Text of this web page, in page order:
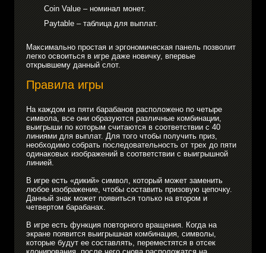
Coin Value – номинал монет.
Paytable – таблица для выплат.
Максимально простая и эргономическая панель позволит
легко освоиться в игре даже новичку, впервые
открывшему данный слот.
Правила игры
На каждом из пяти барабанов расположено по четыре
символа, все они образуются различные комбинации,
выигрыши по которым считаются в соответствии с 40
линиями для выплат. Для того чтобы получить приз,
необходимо собрать последовательность от трех до пяти
одинаковых изображений в соответствии с выигрышной
линией.
В игре есть «дикий» символ, который может заменить
любое изображение, чтобы составить призовую цепочку.
Данный знак может появиться только на втором и
четвертом барабанах.
В игре есть функция повторного вращения. Когда на
экране появится выигрышная комбинация, символы,
которые будут ее составлять, переместятся в отсек